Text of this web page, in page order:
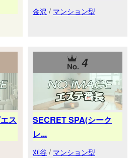
金沢 / マンション型
ス
4
SECRET SPA(シーク
レ...
刈谷 / マンション型